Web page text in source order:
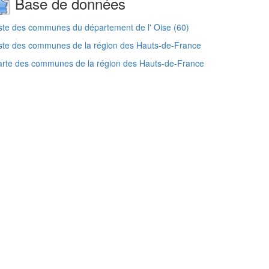
des communes du département de l' Oise (60)
des communes de la région des Hauts-de-France
des communes de la région des Hauts-de-France